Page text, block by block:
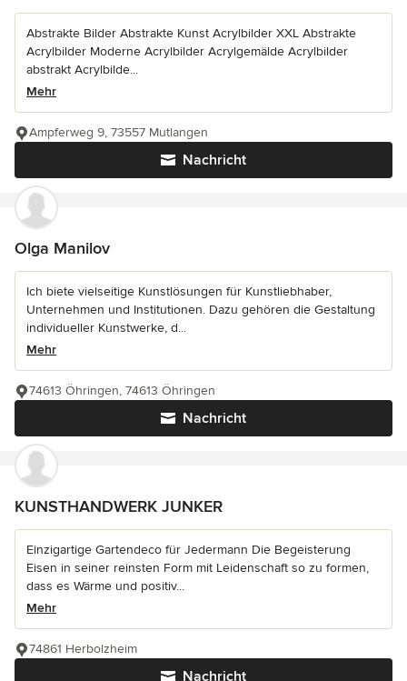
Abstrakte Bilder Abstrakte Kunst Acrylbilder XXL Abstrakte
Acrylbilder Moderne Acrylbilder Acrylgemälde Acrylbilder
abstrakt Acrylbilde...
Mehr
Nachricht
Ampferweg 9, 73557 Mutlangen
Olga Manilov
Ich biete vielseitige Kunstlösungen für Kunstliebhaber,
Unternehmen und Institutionen. Dazu gehören die Gestaltung
individueller Kunstwerke, d...
Mehr
Nachricht
74613 Öhringen, 74613 Öhringen
KUNSTHANDWERK JUNKER
Einzigartige Gartendeco für Jedermann Die Begeisterung
Eisen in seiner reinsten Form mit Leidenschaft so zu formen,
dass es Wärme und positiv...
Mehr
Nachricht
74861 Herbolzheim